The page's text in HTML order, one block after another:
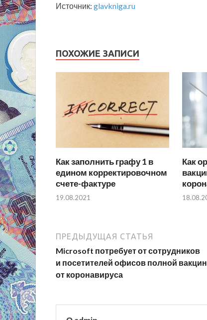
Источник: glavkniga.ru
ПОХОЖИЕ ЗАПИСИ
Как заполнить графу 1 в
едином корректировочном
счете-фактуре
19.08.2021
Как
ПРЕДЫДУЩАЯ СТАТЬЯ
Microsoft потребует от сотрудников
и посетителей офисов полной
от коронавируса